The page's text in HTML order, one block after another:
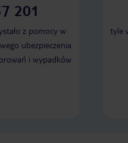
201
z pomocy w
ubezpieczenia
i wypadków
tyle